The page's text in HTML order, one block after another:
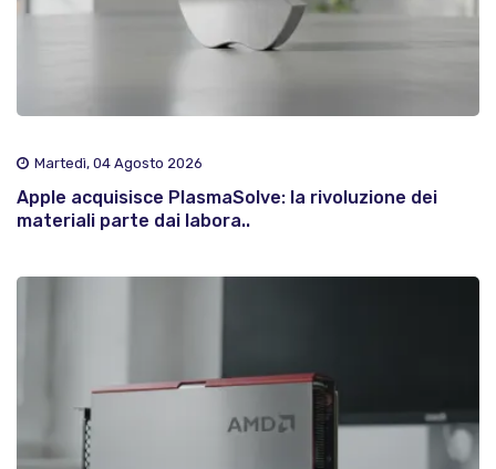
Martedì, 04 Agosto 2026
Apple acquisisce PlasmaSolve: la rivoluzione dei
materiali parte dai labora..